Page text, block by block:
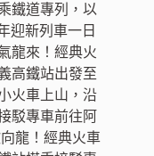
鐵道專列，以
迎新列車一日
龍來！經典火
高鐵站出發至
火車上山，沿
駁專車前往阿
龍！經典火車